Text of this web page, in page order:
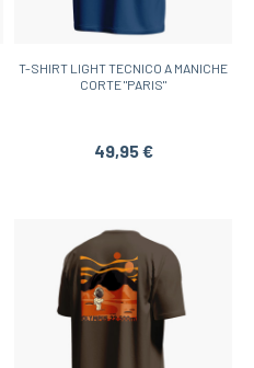
T-SHIRT LIGHT TECNICO A MANICHE
CORTE "PARIS"
49,95 €